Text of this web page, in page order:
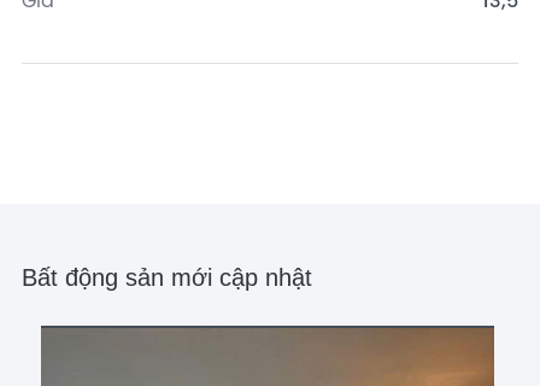
Bất động sản mới cập nhật